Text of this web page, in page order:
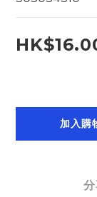
加入購
分